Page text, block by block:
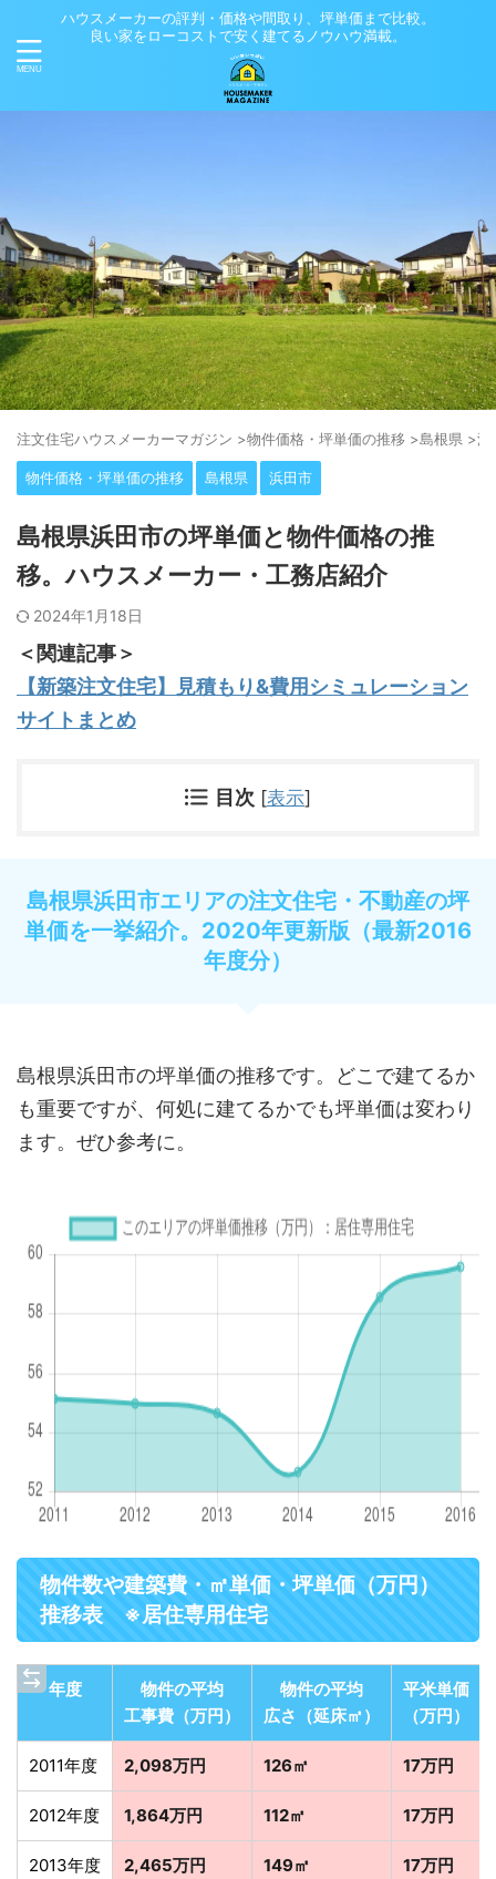
ハウスメーカーの評判・価格や間取り、坪単価まで比較。
良い家をローコストで安く建てるノウハウ満載。
注⽂住宅ハウスメーカーマガジン >物件価格・坪単価の推移 >島根県 >浜
物件価格・坪単価の推移 島根県 浜田市
島根県浜田市の坪単価と物件価格の推
移。ハウスメーカー・工務店紹介
2024年1月18日
＜関連記事＞
【新築注文住宅】見積もり&費用シミュレーション
サイトまとめ
目次 [表示]
島根県浜田市エリアの注文住宅・不動産の坪
単価を一挙紹介。2020年更新版（最新2016
年度分）
島根県浜田市の坪単価の推移です。どこで建てるか
も重要ですが、何処に建てるかでも坪単価は変わり
ます。ぜひ参考に。
物件数や建築費・㎡単価・坪単価（万円）
推移表 ※居住専用住宅
年度
物件の平均
工事費（万円）
物件の平均
広さ（延床㎡）
平米単価
（万円）
2011年度 2,098万円 126㎡ 17万円
2012年度 1,864万円 112㎡ 17万円
2013年度 2,465万円 149㎡ 17万円